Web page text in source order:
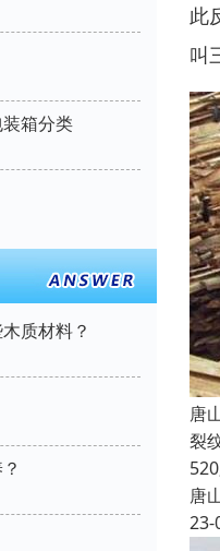
箱分类
质材料？
此
叫
唐
裂
唐
23-